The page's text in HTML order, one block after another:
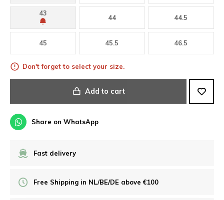
43
44 44.5
45 45.5 46.5
Don't forget to select your size.
Add to cart
Share on WhatsApp
Fast delivery
Free Shipping in NL/BE/DE above €100